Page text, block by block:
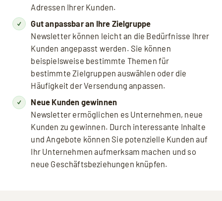
Adressen Ihrer Kunden.
Gut anpassbar an Ihre Zielgruppe
Newsletter können leicht an die Bedürfnisse Ihrer
Kunden angepasst werden. Sie können
beispielsweise bestimmte Themen für
bestimmte Zielgruppen auswählen oder die
Häufigkeit der Versendung anpassen.
Neue Kunden gewinnen
Newsletter ermöglichen es Unternehmen, neue
Kunden zu gewinnen. Durch interessante Inhalte
und Angebote können Sie potenzielle Kunden auf
Ihr Unternehmen aufmerksam machen und so
neue Geschäftsbeziehungen knüpfen.